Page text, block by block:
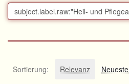
Sortierung: Relevanz Neueste